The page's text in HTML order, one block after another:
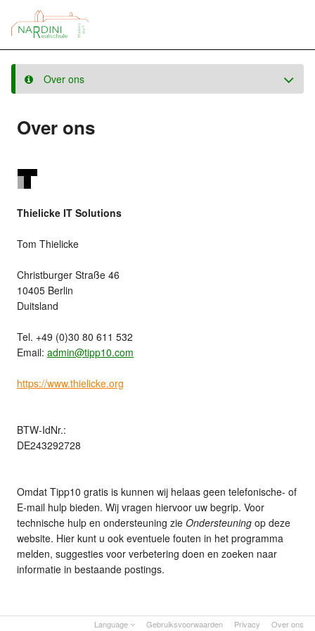
Over ons
Over ons
Thielicke IT Solutions
Tom Thielicke
Christburger Straße 46
10405 Berlin
Duitsland
Tel. +49 (0)30 80 611 532
Email: admin@tipp10.com
https://www.thielicke.org
BTW-IdNr.:
DE243292728
Omdat Tipp10 gratis is kunnen wij helaas geen telefonische- of
E-mail hulp bieden. Wij vragen hiervoor uw begrip. Voor
technische hulp en ondersteuning zie Ondersteuning op deze
website. Hier kunt u ook eventuele fouten in het programma
melden, suggesties voor verbetering doen en zoeken naar
informatie in bestaande postings.
Language Gebruiksvoorwaarden Privacy Over ons